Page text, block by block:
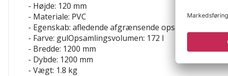
- Højde: 120 mm
- Materiale: PVC
- Egenskab: afledende afgrænsende opsamlende
- Farve: gulOpsamlingsvolumen: 172 l
- Bredde: 1200 mm
- Dybde: 1200 mm
- Vægt: 1.8 kg